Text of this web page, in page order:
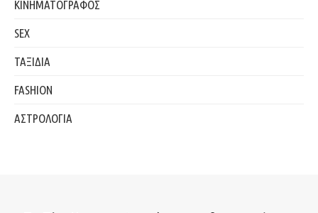
ΚΙΝΗΜΑΤΟΓΡΑΦΟΣ
SEX
ΤΑΞΙΔΙΑ
FASHION
ΑΣΤΡΟΛΟΓΙΑ